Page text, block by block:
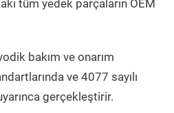
tüm yedek parçaların OEM
bakım ve onarım
ve 4077 sayılı
gerçekleştirir.